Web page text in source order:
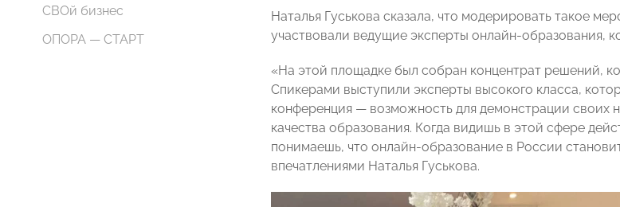
СВОй бизнес
ОПОРА — СТАРТ
Наталья Гуськова сказала, что модерировать такое
участвовали ведущие эксперты онлайн-образования,
«На этой площадке был собран концентрат решений,
Спикерами выступили эксперты высокого класса,
конференция — возможность для демонстрации
качества образования. Когда видишь в этой сфере
понимаешь, что онлайн-образование в России
впечатлениями Наталья Гуськова.